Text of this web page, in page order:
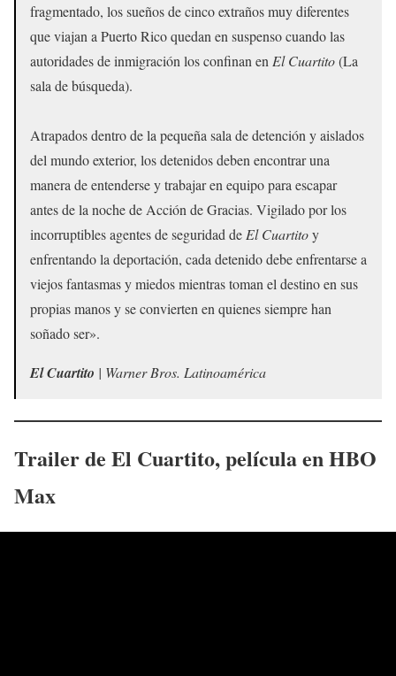
fragmentado, los sueños de cinco extraños muy diferentes
que viajan a Puerto Rico quedan en suspenso cuando las
autoridades de inmigración los confinan en El Cuartito(La
sala de búsqueda).
Atrapados dentro de la pequeña sala de detención y aislados
del mundo exterior, los detenidos deben encontrar una
manera de entenderse y trabajar en equipo para escapar
antes de la noche de Acción de Gracias. Vigilado por los
incorruptibles agentes de seguridad de El Cuartitoy
enfrentando la deportación, cada detenido debe enfrentarse a
viejos fantasmas y miedos mientras toman el destino en sus
propias manos y se convierten en quienes siempre han
soñado ser».
El Cuartito | Warner Bros. Latinoamérica
Trailer de El Cuartito, película en HBO
Max